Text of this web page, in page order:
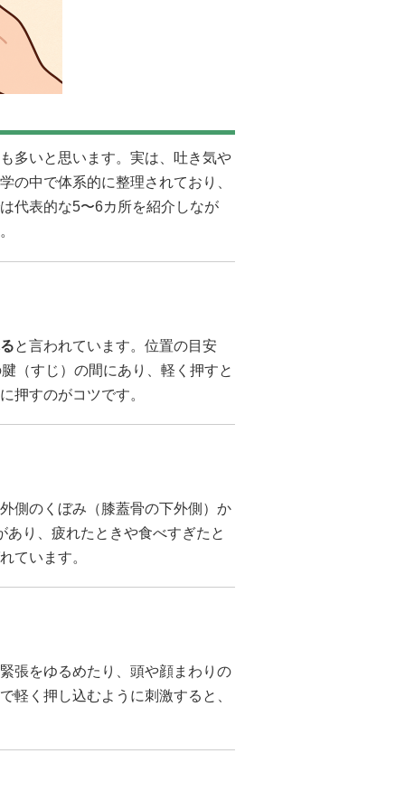
多いと思います。実は、吐き気や
の中で体系的に整理されており、
代表的な5〜6カ所を紹介しなが
と言われています。位置の目安
（すじ）の間にあり、軽く押すと
押すのがコツです。
側のくぼみ（膝蓋骨の下外側）か
り、疲れたときや食べすぎたと
ています。
張をゆるめたり、頭や顔まわりの
軽く押し込むように刺激すると、